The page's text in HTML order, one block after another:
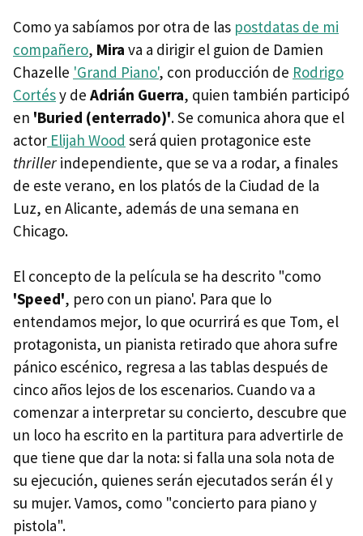
Como ya sabíamos por otra de las postdatas de mi
compañero, Mira va a dirigir el guion de Damien
Chazelle 'Grand Piano', con producción de Rodrigo
Cortésy de Adrián Guerra, quien también participó
en 'Buried (enterrado)'. Se comunica ahora que el
actor Elijah Wood será quien protagonice este
thriller independiente, que se va a rodar, a finales
de este verano, en los platós de la Ciudad de la
Luz, en Alicante, además de una semana en
Chicago.
El concepto de la película se ha descrito "como
'Speed', pero con un piano'. Para que lo
entendamos mejor, lo que ocurrirá es que Tom, el
protagonista, un pianista retirado que ahora sufre
pánico escénico, regresa a las tablas después de
cinco años lejos de los escenarios. Cuando va a
comenzar a interpretar su concierto, descubre que
un loco ha escrito en la partitura para advertirle de
que tiene que dar la nota: si falla una sola nota de
su ejecución, quienes serán ejecutados serán él y
su mujer. Vamos, como "concierto para piano y
pistola".